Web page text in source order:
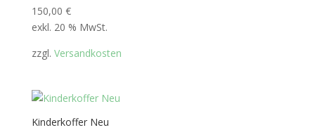
150,00 €
exkl. 20 % MwSt.
zzgl. Versandkosten
Kinderkoffer Neu